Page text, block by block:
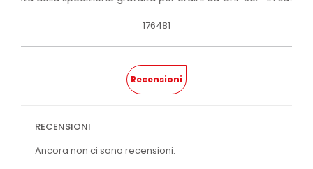
176481
Recensioni
RECENSIONI
Ancora non ci sono recensioni.